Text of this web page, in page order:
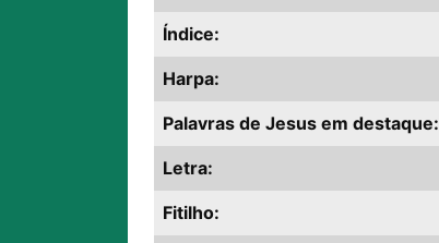
Índice:
Harpa:
Palavras de Jesus em destaque:
Letra:
Fitilho: